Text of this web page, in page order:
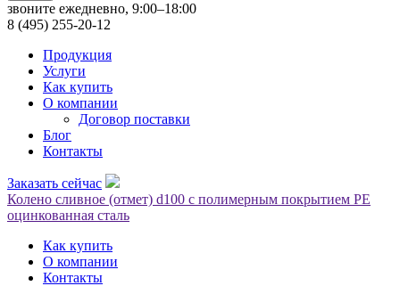
звоните ежедневно, 9:00–18:00
8 (495) 255-20-12
Продукция
Услуги
Как купить
О компании
Договор поставки
Блог
Контакты
Заказать сейчас
Колено сливное (отмет) d100 с полимерным покрытием PE
оцинкованная сталь
Как купить
О компании
Контакты